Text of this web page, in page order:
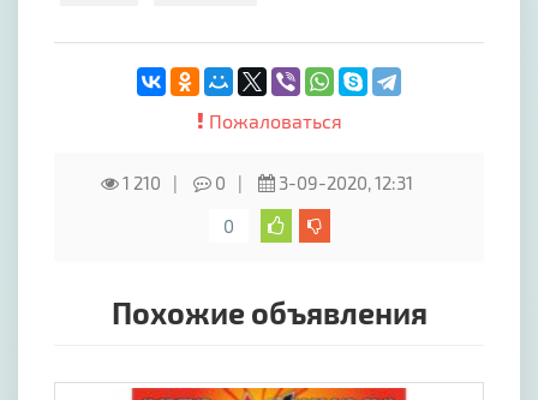
Пожаловаться
1 210 0
3-09-2020, 12:31
0
Похожие объявления